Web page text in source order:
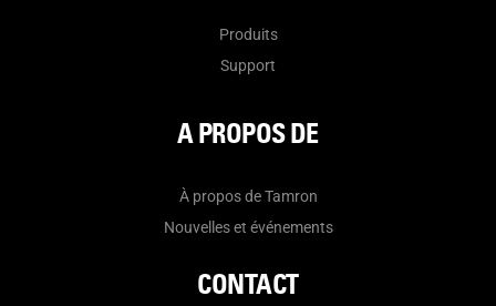
Produits
Support
A PROPOS DE
À propos de Tamron
Nouvelles et événements
CONTACT